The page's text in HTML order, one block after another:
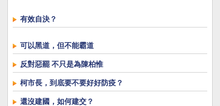
有效自決？
可以黑道，但不能霸道
反對惡罷 不只是為陳柏惟
柯市長，到底要不要好好防疫？
還沒建國，如何建交？